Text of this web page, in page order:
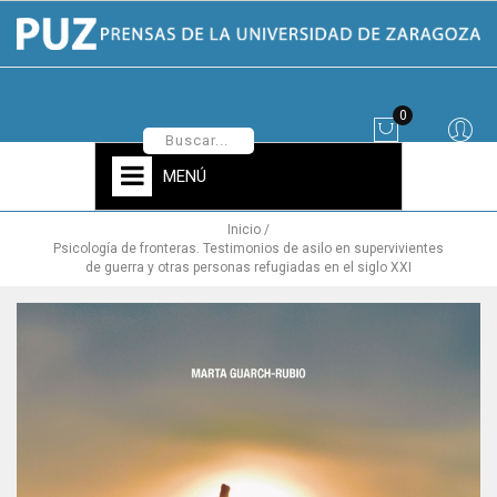
0
MENÚ
Inicio
Psicología de fronteras. Testimonios de asilo en supervivientes
de guerra y otras personas refugiadas en el siglo XXI